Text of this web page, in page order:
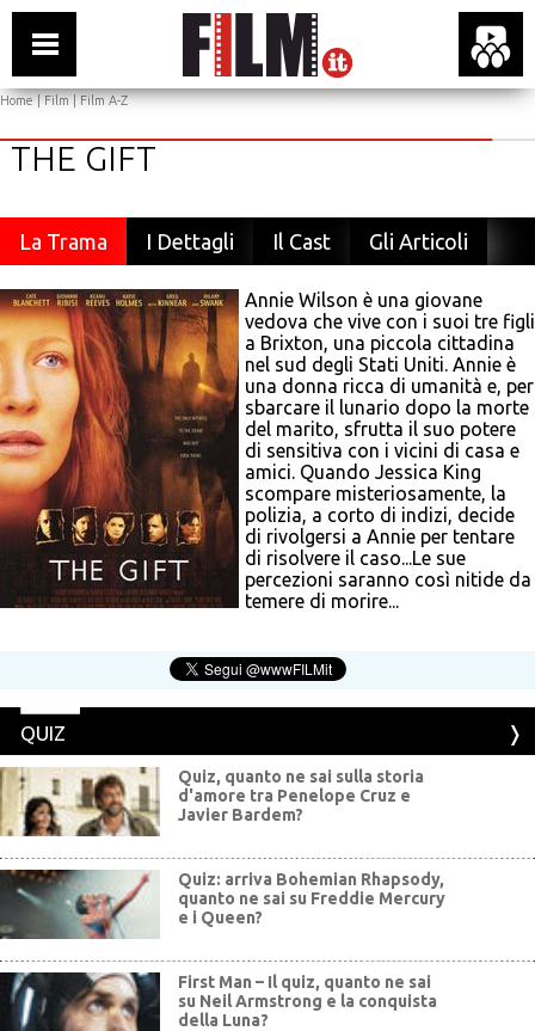
Home|Film|Film A-Z
THE GIFT
La Trama I Dettagli Il Cast Gli Articoli
Annie Wilson è una giovane
vedova che vive con i suoi tre figli
a Brixton, una piccola cittadina
nel sud degli Stati Uniti. Annie è
una donna ricca di umanità e, per
sbarcare il lunario dopo la morte
del marito, sfrutta il suo potere
di sensitiva con i vicini di casa e
amici. Quando Jessica King
scompare misteriosamente, la
polizia, a corto di indizi, decide
di rivolgersi a Annie per tentare
di risolvere il caso...Le sue
percezioni saranno così nitide da
temere di morire...
QUIZ
Quiz, quanto ne sai sulla storia
d'amore tra Penelope Cruz e
Javier Bardem?
Quiz: arriva Bohemian Rhapsody,
quanto ne sai su Freddie Mercury
e i Queen?
First Man – Il quiz, quanto ne sai
su Neil Armstrong e la conquista
della Luna?